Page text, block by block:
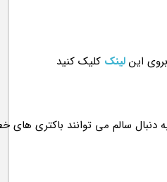
اینلینک کلیک کنید